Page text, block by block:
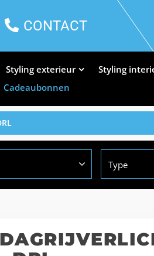
CONTACT
Styling exterieur Styling
Cadeaubonnen
Type